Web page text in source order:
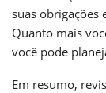
suas obrigações
Quanto mais
você pode
Em resumo,